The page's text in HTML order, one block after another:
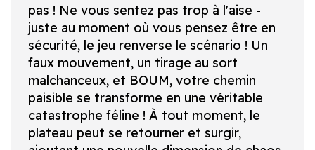
pas ! Ne vous sentez pas trop à l'aise -
juste au moment où vous pensez être en
sécurité, le jeu renverse le scénario ! Un
faux mouvement, un tirage au sort
malchanceux, et BOUM, votre chemin
paisible se transforme en une véritable
catastrophe féline ! À tout moment, le
plateau peut se retourner et surgir,